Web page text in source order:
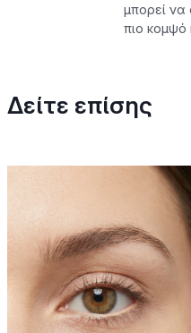
μπορεί να
πιο κομψό
Δείτε επίσης